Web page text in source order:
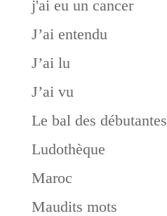
j'ai eu un cancer
J’ai entendu
J’ai lu
J’ai vu
Le bal des débutantes
Ludothèque
Maroc
Maudits mots